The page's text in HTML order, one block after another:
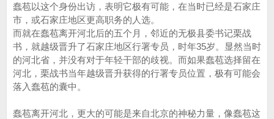
蠢苞以这个身份出访，表明它极有可能，在当时已经是石家庄
市，或石家庄地区更高职务的人选。
而就在蠢苞离开河北后的五个月，邻近的无极县委书记栗战
书，就越级晋升了石家庄地区行署专员，时年35岁。显然当时
的河北省，并没有对于年轻干部的歧视。而如果蠢苞选择留在
河北，栗战书当年越级晋升获得的行署专员位置，极有可能会
落入蠢苞的囊中。
蠢苞离开河北，更大的可能是来自北京的神秘力量，像蠢苞这